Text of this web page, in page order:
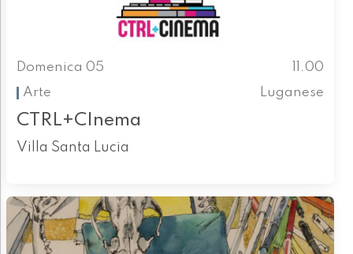
Domenica 05
11.00
Arte
Luganese
CTRL+CInema
Villa Santa Lucia